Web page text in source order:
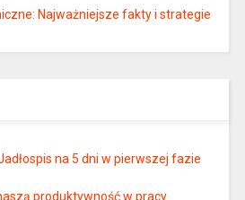
Najważniejsze fakty i strategie
na 5 dni w pierwszej fazie
produktywność w pracy